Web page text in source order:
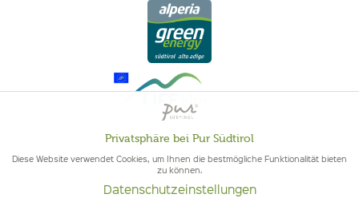
QUALITÄT AUS SÜDTIROL - SÜDTIROLER HERKUNFT & GEPRÜFTE
QUALITÄT
Aktiv
Inaktiv
Privatsphäre bei Pur Südtirol
Diese Website verwendet Cookies, um Ihnen die bestmögliche Funktionalität bieten
zu können.
Datenschutzeinstellungen